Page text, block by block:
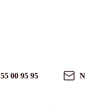
00 95 95